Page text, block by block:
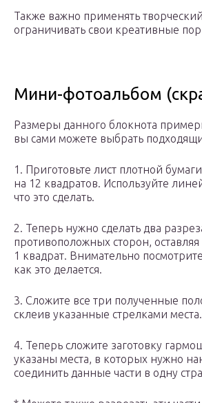
Также важно применять
ограничивать свои креативные
Мини-фотоальбом
Размеры данного блокнота
вы сами можете выбрать
1. Приготовьте лист плотной
на 12 квадратов. Используйте
что это сделать.
2. Теперь нужно сделать два
противоположных сторон,
1 квадрат. Внимательно
как это делается.
3. Сложите все три полученные
склеив указанные стрелками места.
4. Теперь сложите заготовку
указаны места, в которых нужно
соединить данные части в одну